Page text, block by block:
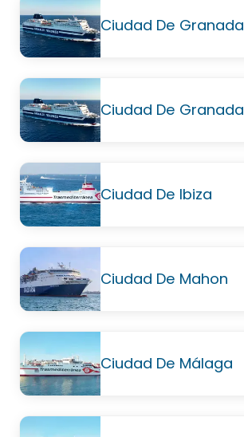
Ciudad De Granada
Ciudad De Granada
Ciudad De Ibiza
Ciudad De Mahon
Ciudad De Málaga